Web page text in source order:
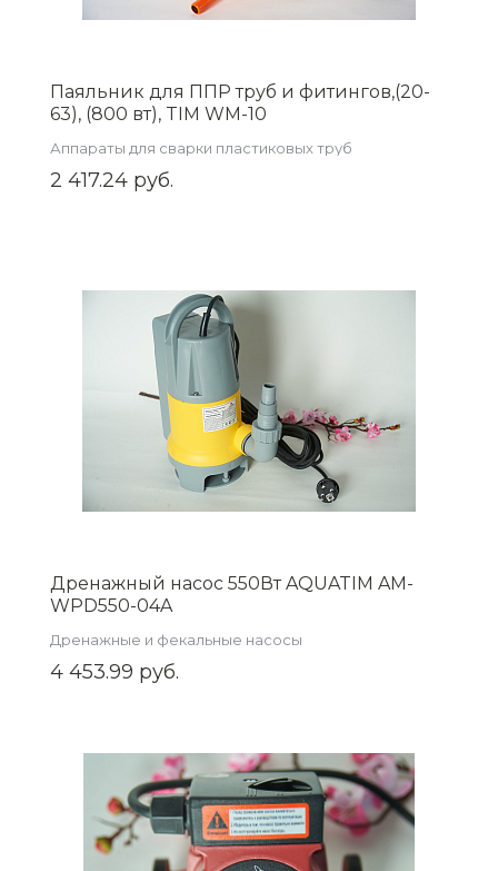
Паяльник для ППР труб и фитингов,(20-
63), (800 вт), TIM WM-10
Аппараты для сварки пластиковых труб
2 417.24 руб.
Дренажный насос 550Вт AQUATIM AM-
WPD550-04A
Дренажные и фекальные насосы
4 453.99 руб.